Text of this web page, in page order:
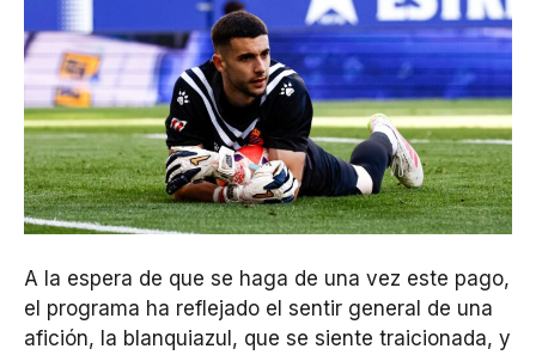
A la espera de que se haga de una vez este pago,
el programa ha reflejado el sentir general de una
afición, la blanquiazul, que se siente traicionada, y